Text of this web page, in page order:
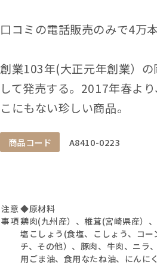
口コミの電話販売のみで4万
創業103年(大正元年創業）
して発売する。2017年春よ
こにもない珍しい商品。
商品コード A8410-0223
注意
事項
◆原材料
鶏肉(九州産）、椎茸(宮崎県産）
塩こしょう(食塩、こしょう、コー
チ、その他）、豚肉、牛肉、ニラ
用ごま油、食用なたね油、にんに